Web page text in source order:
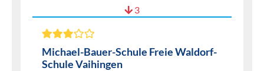
3
Michael-Bauer-Schule Freie Waldorf-
Schule Vaihingen